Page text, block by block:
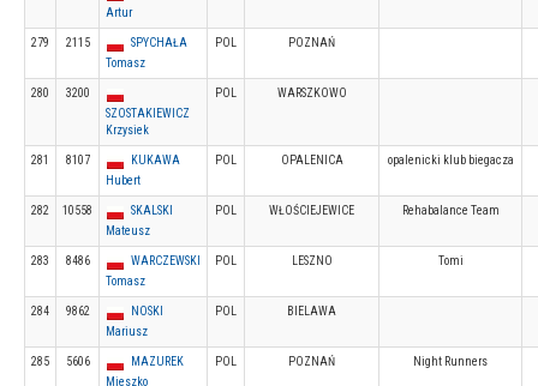
Artur
279 2115
SPYCHAŁA
Tomasz
POL POZNAŃ
280
3200
SZOSTAKIEWICZ
Krzysiek
POL WARSZKOWO
281 8107
KUKAWA
Hubert
POL OPALENICA opalenicki klub biegacza
282 10558
SKALSKI
Mateusz
POL WŁOŚCIEJEWICE Rehabalance Team
283 8486
WARCZEWSKI
Tomasz
POL LESZNO Tomi
284 9862
NOSKI
Mariusz
POL BIELAWA
285 5606
MAZUREK
Mieszko
POL POZNAŃ Night Runners